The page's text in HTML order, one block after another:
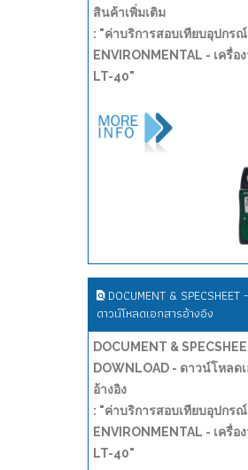
สินค้าเพิ่มเติม
: "ค่าบริการสอบเทียบอุปกรณ์
ENVIRONMENTAL - เครื่อ
LT-40"
DOCUMENT & SPECSHEET -
ดาวน์โหลดเอกสารอ้างอิง
DOCUMENT &
DOWNLOAD - ดาวน์โหลด
อ้างอิง
: "ค่าบริการสอบเทียบอุปกรณ์
ENVIRONMENTAL - เครื่อ
LT-40"